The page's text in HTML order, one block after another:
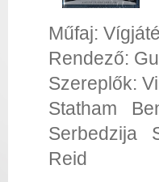
Műfaj:
Rendező:
Szereplők:
Statham
Serbedzija
Reid